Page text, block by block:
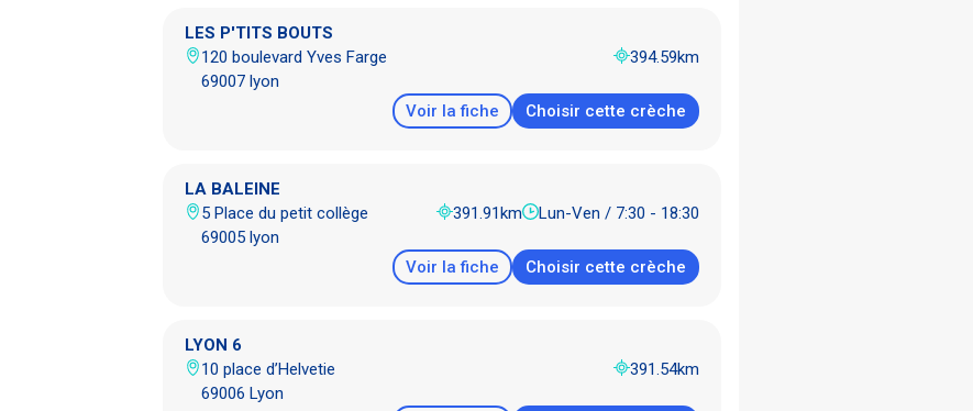
LES P'TITS BOUTS
120 boulevard Yves Farge
69007 lyon
394.59km
Voir la fiche Choisir cette crèche
LA BALEINE
5 Place du petit collège
69005 lyon
391.91km Lun-Ven / 7:30 - 18:30
Voir la fiche Choisir cette crèche
LYON 6
10 place d’Helvetie
69006 Lyon
391.54km